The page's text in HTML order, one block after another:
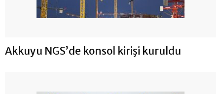
Akkuyu NGS’de konsol kirişi kuruldu